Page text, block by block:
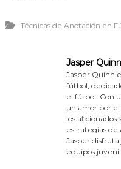
Técnicas de Anotación en
Jasper Quinn
Jasper Quinn
fútbol,
el fútbol. Con
un amor por
los aficionados
estrategias de
Jasper
equipos